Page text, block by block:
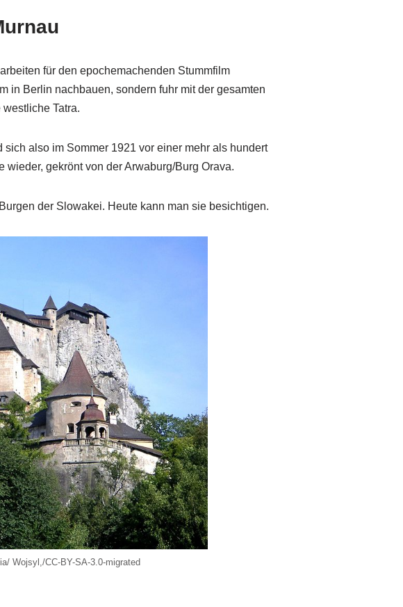
für den epochemachenden Stummfilm
in Berlin nachbauen, sondern fuhr mit der gesamten
Tatra.
also im Sommer 1921 vor einer mehr als hundert
gekrönt von der Arwaburg/Burg Orava.
der Slowakei. Heute kann man sie besichtigen.
Wojsyl,/CC-BY-SA-3.0-migrated